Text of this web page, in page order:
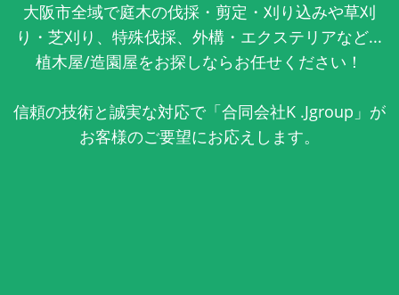
大阪市全域で庭木の伐採・剪定・刈り込みや草刈
り・芝刈り、特殊伐採、外構・エクステリアなど...
植木屋/造園屋をお探しならお任せください！
信頼の技術と誠実な対応で「合同会社K .Jgroup」が
お客様のご要望にお応えします。